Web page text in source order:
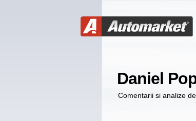
Daniel
Comentarii si analize